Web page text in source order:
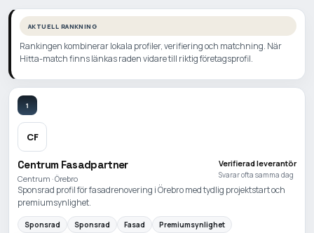
AKTUELL RANKNING
Rankingen kombinerar lokala profiler, verifiering och matchning. När
Hitta-match finns länkas raden vidare till riktig företagsprofil.
1
CF
Centrum Fasadpartner
Centrum · Örebro
Verifierad leverantör
Svarar ofta samma dag
Sponsrad profil för fasadrenovering i Örebro med tydlig projektstart och
premiumsynlighet.
Sponsrad Sponsrad Fasad Premiumsynlighet